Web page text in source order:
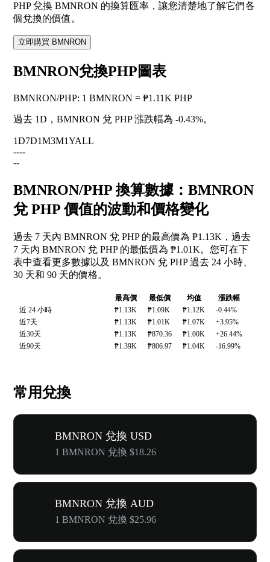
PHP 兌換 BMNRON 的換算匯率，讓您清楚地了解它們各
個兌換的價值。
立即購買 BMNRON
BMNRON兌換PHP圖表
BMNRON/PHP: 1 BMNRON = ₱1.11K PHP
過去 1D，BMNRON 兌 PHP 漲跌幅為 -0.43%。
1D7D1M3M1YALL
----
--
BMNRON/PHP 換算數據：BMNRON
兌 PHP 價值的波動和價格變化
過去 7 天內 BMNRON 兌 PHP 的最高價為 ₱1.13K，過去
7 天內 BMNRON 兌 PHP 的最低價為 ₱1.01K。您可在下
表中查看更多數據以及 BMNRON 兌 PHP 過去 24 小時、
30 天和 90 天的價格。
最高價 最低價 均值
漲跌幅
近 24 小時
₱1.13K ₱1.09K ₱1.12K
-0.44%
近7天
₱1.13K ₱1.01K ₱1.07K
+3.95%
近30天
₱1.13K ₱870.36 ₱1.00K
+26.44%
近90天
₱1.39K ₱806.97 ₱1.04K -16.99%
常用兌換
BMNRON 兌換 USD
1 BMNRON 兌換 $18.26
BMNRON 兌換 AUD
1 BMNRON 兌換 $25.96